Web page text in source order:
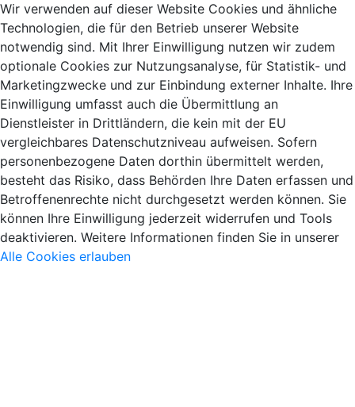
Wir verwenden auf dieser Website Cookies und ähnliche
Technologien, die für den Betrieb unserer Website
notwendig sind. Mit Ihrer Einwilligung nutzen wir zudem
optionale Cookies zur Nutzungsanalyse, für Statistik- und
Marketingzwecke und zur Einbindung externer Inhalte. Ihre
Einwilligung umfasst auch die Übermittlung an
Dienstleister in Drittländern, die kein mit der EU
vergleichbares Datenschutzniveau aufweisen. Sofern
personenbezogene Daten dorthin übermittelt werden,
besteht das Risiko, dass Behörden Ihre Daten erfassen und
Betroffenenrechte nicht durchgesetzt werden können. Sie
können Ihre Einwilligung jederzeit widerrufen und Tools
deaktivieren. Weitere Informationen finden Sie in unserer
Alle Cookies erlauben